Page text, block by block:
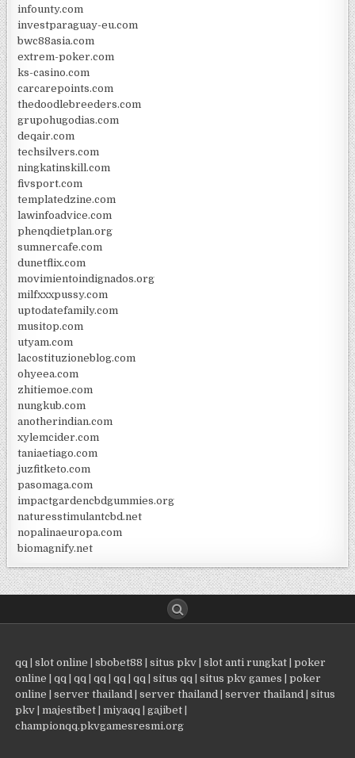
infounty.com
investparaguay-eu.com
bwc88asia.com
extrem-poker.com
ks-casino.com
carcarepoints.com
thedoodlebreeders.com
grupohugodias.com
deqair.com
techsilvers.com
ningkatinskill.com
fivsport.com
templatedzine.com
lawinfoadvice.com
phenqdietplan.org
sumnercafe.com
dunetflix.com
movimientoindignados.org
milfxxxpussy.com
uptodatefamily.com
musitop.com
utyam.com
lacostituzioneblog.com
ohyeea.com
zhitiemoe.com
nungkub.com
anotherindian.com
xylemcider.com
taniaetiago.com
juzfitketo.com
pasomaga.com
impactgardencbdgummies.org
naturesstimulantcbd.net
nopalinaeuropa.com
biomagnify.net
qq |slot online |sbobet88 |situs pkv |slot anti rungkat |poker
online |qq |qq |qq |qq |qq |situs qq |situs pkv games |poker
online |server thailand |server thailand |server thailand |situs
pkv |majestibet |miyaqq |gajibet
championqq.pkvgamesresmi.org